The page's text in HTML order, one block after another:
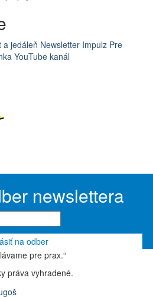
a jedáleň Newsletter Impulz Pre
YouTube kanál
newslettera
pre prax.“
práva vyhradené.